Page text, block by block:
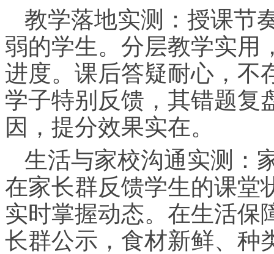
教学落地实测：授课节
弱的学生。分层教学实用
进度。课后答疑耐心，不
学子特别反馈，其错题复
因，提分效果实在。
生活与家校沟通实测：
在家长群反馈学生的课堂
实时掌握动态。在生活保
长群公示，食材新鲜、种